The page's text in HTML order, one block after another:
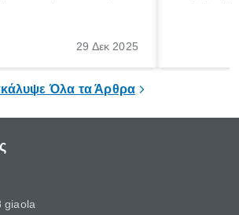
περιβάλλοντος. Ωστόσο,
29 Δεκ 2025
Όλα τα Άρθρα
giaola